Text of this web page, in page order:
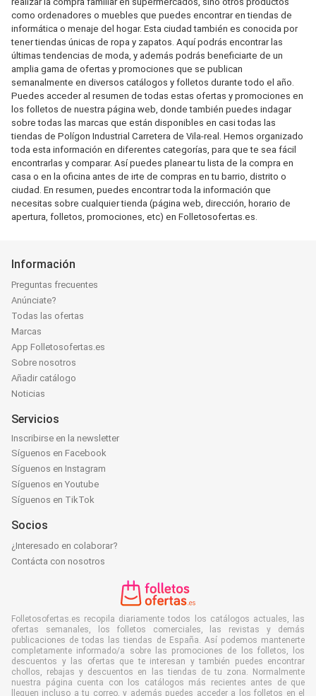
como ordenadores o muebles que puedes encontrar en tiendas de
informática o menaje del hogar. Esta ciudad también es conocida por
tener tiendas únicas de ropa y zapatos. Aquí podrás encontrar las
últimas tendencias de moda, y además podrás beneficiarte de un
amplia gama de ofertas y promociones que se publican
semanalmente en diversos catálogos y folletos durante todo el año.
Puedes acceder al resumen de todas estas ofertas y promociones en
los folletos de nuestra página web, donde también puedes indagar
sobre todas las marcas que están disponibles en casi todas las
tiendas de Polígon Industrial Carretera de Vila-real. Hemos organizado
toda esta información en diferentes categorías, para que te sea fácil
encontrarlas y comparar. Así puedes planear tu lista de la compra en
casa o en la oficina antes de irte de compras en tu barrio, distrito o
ciudad. En resumen, puedes encontrar toda la información que
necesitas sobre cualquier tienda (página web, dirección, horario de
apertura, folletos, promociones, etc) en Folletosofertas.es.
Información
Preguntas frecuentes
Anúnciate?
Todas las ofertas
Marcas
App Folletosofertas.es
Sobre nosotros
Añadir catálogo
Noticias
Servicios
Inscribirse en la newsletter
Síguenos en Facebook
Síguenos en Instagram
Síguenos en Youtube
Síguenos en TikTok
Socios
¿Interesado en colaborar?
Contácta con nosotros
Folletosofertas.es recopila diariamente todos los catálogos actuales, las
ofertas semanales, los folletos comerciales, las revistas y demás
publicaciones de todas las tiendas de España. Así podemos mantenerte
completamente informado/a sobre las promociones de los folletos, los
descuentos y las ofertas que te interesan y también puedes encontrar
chollos, rebajas y descuentos en las tiendas de tu zona. Normalmente
nuestra página cuenta con los catálogos más recientes antes de que
lleguen incluso a tu correo, y además puedes acceder a los folletos en el